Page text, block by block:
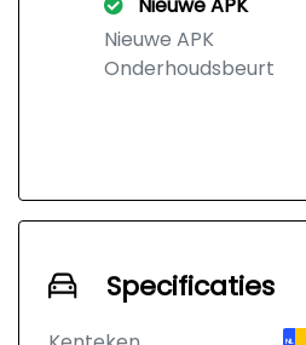
Nieuwe APK
Onderhoudsbeurt
Specificaties
NL